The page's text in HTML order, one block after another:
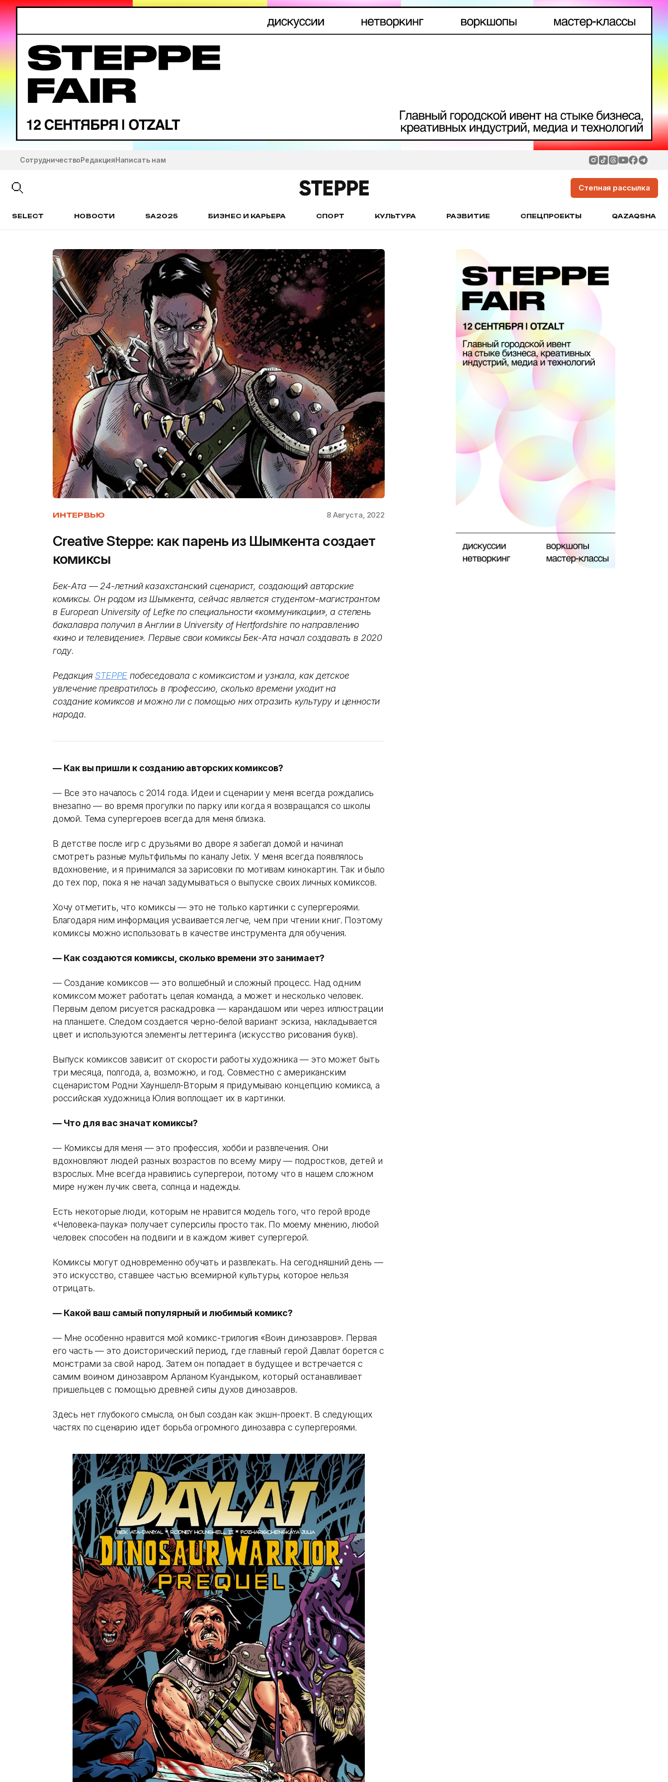
СотрудничествоРедакцияНаписать нам
Степная рассылка
SELECT НОВОСТИ SA2025 БИЗНЕС И КАРЬЕРА СПОРТ КУЛЬТУРА РАЗВИТИЕ СПЕЦПРОЕКТЫ QAZAQSHA
ИНТЕРВЬЮ 8 Августа, 2022
Creative Steppe: как парень из Шымкента создает
комиксы
Бек-Ата — 24-летний казахстанский сценарист, создающий авторские
комиксы. Он родом из Шымкента, сейчас является студентом-магистрантом
в European University of Lefke по специальности «коммуникации», а степень
бакалавра получил в Англии в University of Hertfordshire по направлению
«кино и телевидение». Первые свои комиксы Бек-Ата начал создавать в 2020
году.
Редакция STEPPE побеседовала с комиксистом и узнала, как детское
увлечение превратилось в профессию, сколько времени уходит на
создание комиксов и можно ли с помощью них отразить культуру и ценности
народа.
— Как вы пришли к созданию авторских комиксов?
— Все это началось с 2014 года. Идеи и сценарии у меня всегда рождались
внезапно — во время прогулки по парку или когда я возвращался со школы
домой. Тема супергероев всегда для меня близка.
В детстве после игр с друзьями во дворе я забегал домой и начинал
смотреть разные мультфильмы по каналу Jetix. У меня всегда появлялось
вдохновение, и я принимался за зарисовки по мотивам кинокартин. Так и было
до тех пор, пока я не начал задумываться о выпуске своих личных комиксов.
Хочу отметить, что комиксы — это не только картинки с супергероями.
Благодаря ним информация усваивается легче, чем при чтении книг. Поэтому
комиксы можно использовать в качестве инструмента для обучения.
— Как создаются комиксы, сколько времени это занимает?
— Создание комиксов — это волшебный и сложный процесс. Над одним
комиксом может работать целая команда, а может и несколько человек.
Первым делом рисуется раскадровка — карандашом или через иллюстрации
на планшете. Следом создается черно-белой вариант эскиза, накладывается
цвет и используются элементы леттеринга (искусство рисования букв).
Выпуск комиксов зависит от скорости работы художника — это может быть
три месяца, полгода, а, возможно, и год. Совместно с американским
сценаристом Родни Хауншелл-Вторым я придумываю концепцию комикса, а
российская художница Юлия воплощает их в картинки.
— Что для вас значат комиксы?
— Комиксы для меня — это профессия, хобби и развлечения. Они
вдохновляют людей разных возрастов по всему миру — подростков, детей и
взрослых. Мне всегда нравились супергерои, потому что в нашем сложном
мире нужен лучик света, солнца и надежды.
Есть некоторые люди, которым не нравится модель того, что герой вроде
«Человека-паука» получает суперсилы просто так. По моему мнению, любой
человек способен на подвиги и в каждом живет супергерой.
Комиксы могут одновременно обучать и развлекать. На сегодняшний день —
это искусство, ставшее частью всемирной культуры, которое нельзя
отрицать.
— Какой ваш самый популярный и любимый комикс?
— Мне особенно нравится мой комикс-трилогия «Воин динозавров». Первая
его часть — это доисторический период, где главный герой Давлат борется с
монстрами за свой народ. Затем он попадает в будущее и встречается с
самим воином динозавром Арланом Куандыком, который останавливает
пришельцев с помощью древней силы духов динозавров.
Здесь нет глубокого смысла, он был создан как экшн-проект. В следующих
частях по сценарию идет борьба огромного динозавра с супергероями.